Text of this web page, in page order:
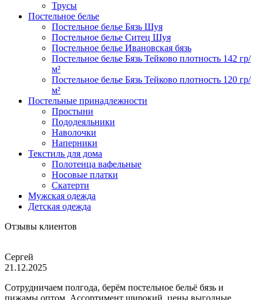
Трусы
Постельное белье
Постельное белье Бязь Шуя
Постельное белье Ситец Шуя
Постельное белье Ивановская бязь
Постельное белье Бязь Тейково плотность 142 гр/
м²
Постельное белье Бязь Тейково плотность 120 гр/
м²
Постельные принадлежности
Простыни
Пододеяльники
Наволочки
Наперники
Текстиль для дома
Полотенца вафельные
Носовые платки
Скатерти
Мужская одежда
Детская одежда
Отзывы клиентов
Сергей
21.12.2025
Сотрудничаем полгода, берём постельное бельё бязь и
пижамы оптом. Ассортимент широкий, цены выгодные,